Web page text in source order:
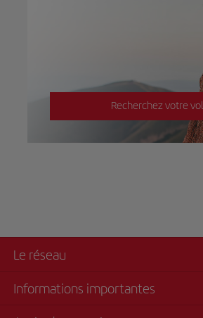
Recherchez votre vol
Le réseau
Informations importantes